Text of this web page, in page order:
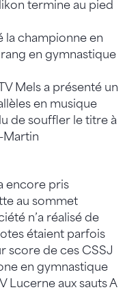
termine au pied
la championne en
en gymnastique
Mels a présenté un
en musique
de souffler le titre à
Martin
encore pris
au sommet
n’a réalisé de
étaient parfois
score de ces CSSJ
en gymnastique
Lucerne aux sauts A